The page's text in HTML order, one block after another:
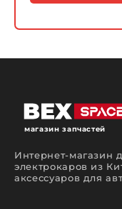
магазин запчастей
Интернет-магазин
электрокаров из
аксессуаров для